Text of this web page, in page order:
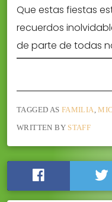
Que estas fiestas
recuerdos
de parte de todas
TAGGED AS FAMILIA ,
WRITTEN BY STAFF